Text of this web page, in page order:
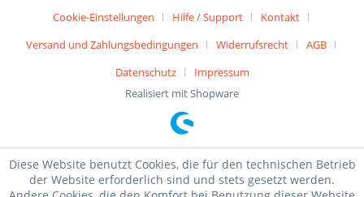
Cookie-Einstellungen Hilfe / Support
Kontakt
Versand und Zahlungsbedingungen
Widerrufsrecht
AGB
Datenschutz
Impressum
Realisiert mit Shopware
Diese Website benutzt Cookies, die für den technischen Betrieb
der Website erforderlich sind und stets gesetzt werden.